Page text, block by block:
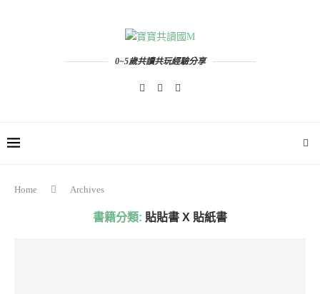
0~5歲共讀共玩經驗分享
Home Archives
書籍分類: 貼貼書 X 貼紙書